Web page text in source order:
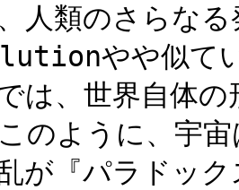
人類のさらな
やや似て
は、世界自体
のように、宇
が『パラドッ